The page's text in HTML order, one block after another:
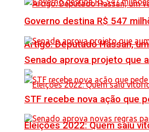
Artigo: Deputado Hassan,
Eleições 2022: Quem saiu
Governo destina R$ 547
Senado aprova projeto que
STF recebe nova ação que